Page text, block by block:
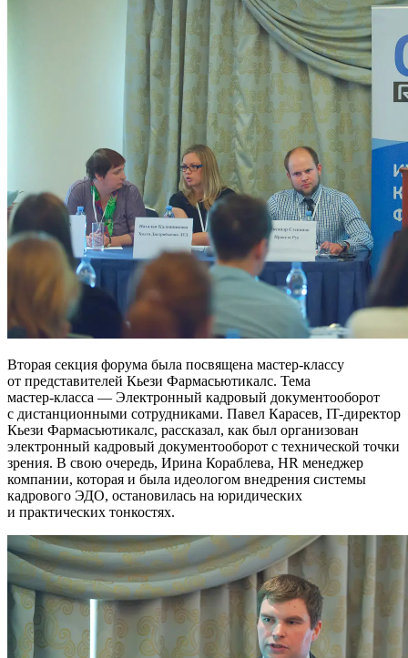
Вторая секция форума была посвящена мастер-классу
от представителей Кьези Фармасьютикалс. Тема
мастер-класса — Электронный кадровый документооборот
с дистанционными сотрудниками. Павел Карасев, IT-директор
Кьези Фармасьютикалс, рассказал, как был организован
электронный кадровый документооборот с технической точки
зрения. В свою очередь, Ирина Кораблева, HR менеджер
компании, которая и была идеологом внедрения системы
кадрового ЭДО, остановилась на юридических
и практических тонкостях.